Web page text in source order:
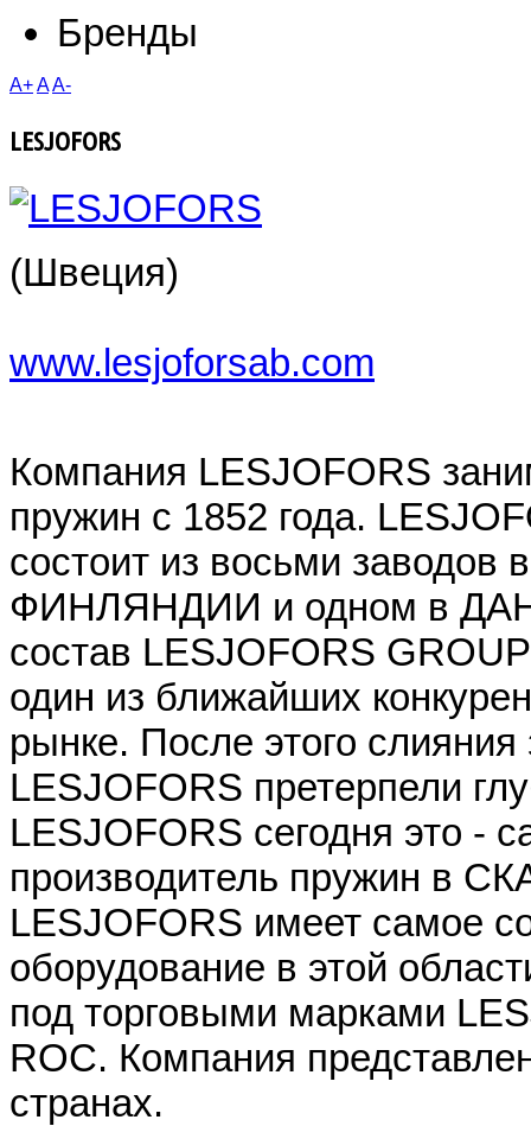
Бренды
A+AA-
LESJOFORS
(Швеция)
www.lesjoforsab.com
Компания LESJOFORS
пружин с 1852 года.
состоит из восьми
ФИНЛЯНДИИ и одном в
состав LESJOFORS
один из ближайших
рынке. После этого
LESJOFORS претерпели
LESJOFORS сегодня это -
производитель пружин в
LESJOFORS имеет самое
оборудование в этой
под торговыми марками
ROC. Компания
странах.